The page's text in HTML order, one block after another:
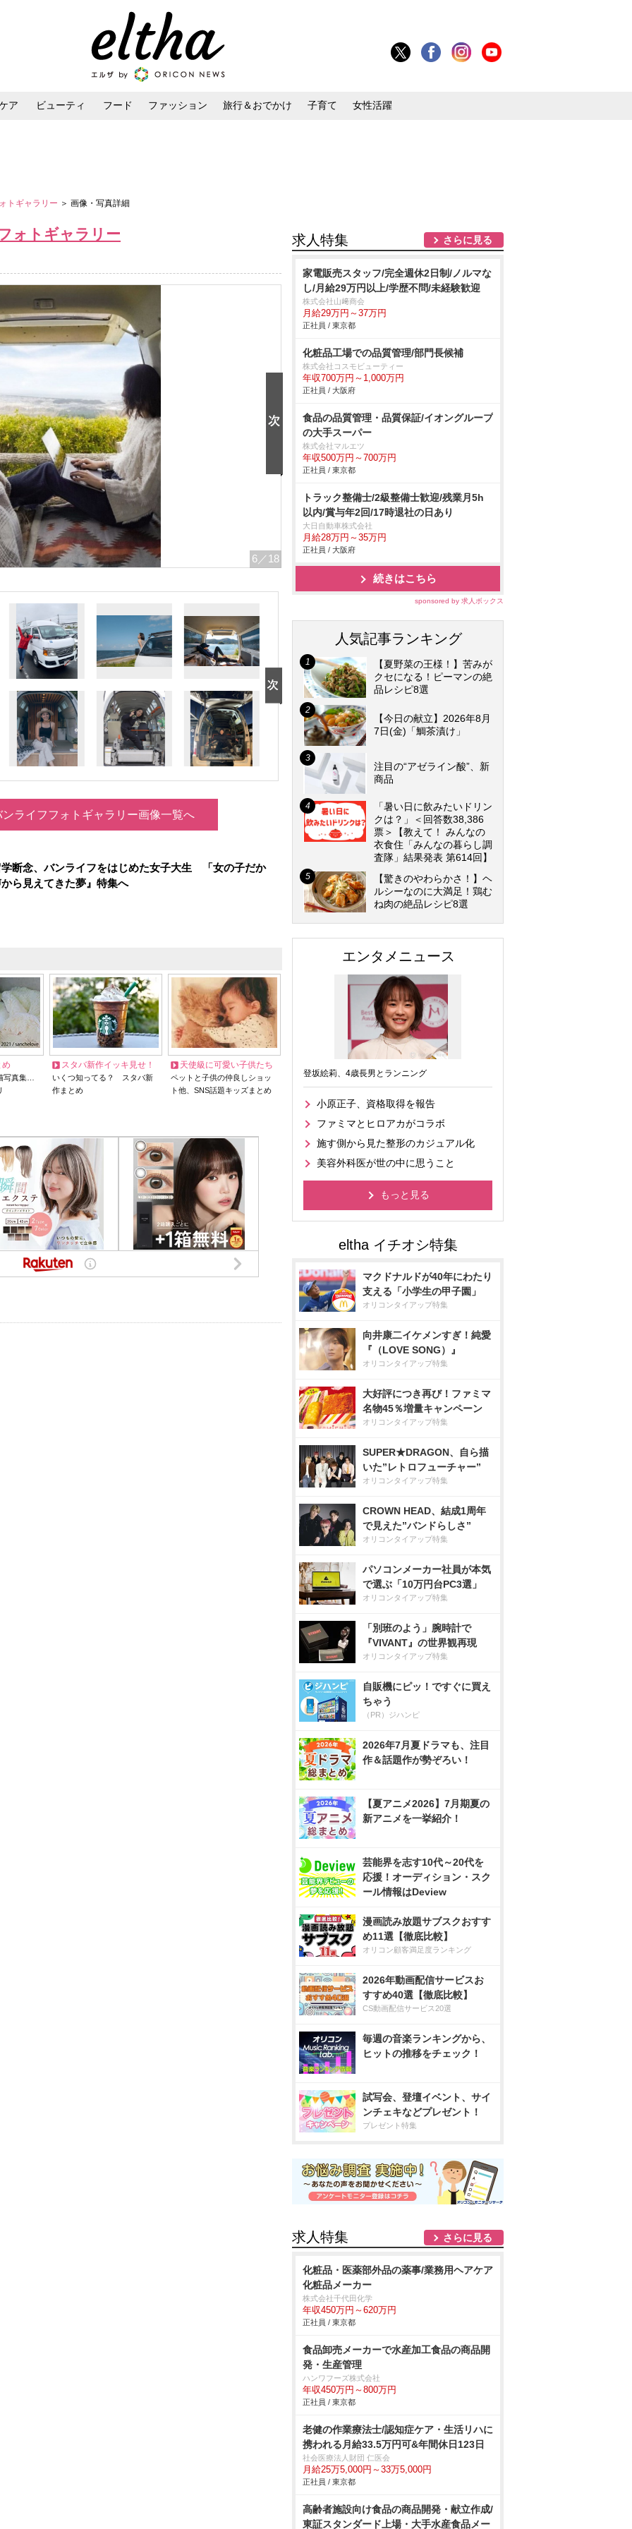
ア ビューティ フード ファッション 旅行＆おでかけ 子育て 女性活躍
トギャラリー ＞ 画像・写真詳細
ォトギャラリー
6 ／18
ライフフォトギャラリー画像一覧へ
断念、バンライフをはじめた女子大生 「女の子だか
ら見えてきた夢』特集へ
め
写真集…
スタバ新作イッキ見せ！
いくつ知ってる？ スタバ新
作まとめ
天使級に可愛い子供たち
ペットと子供の仲良しショッ
ト他、SNS話題キッズまとめ
求人特集 さらに見る
家電販売スタッフ/完全週休2日制/ノルマな
し/月給29万円以上/学歴不問/未経験歓迎
株式会社山﨑商会
月給29万円～37万円
正社員 / 東京都
化粧品工場での品質管理/部門長候補
株式会社コスモビューティー
年収700万円～1,000万円
正社員 / 大阪府
食品の品質管理・品質保証/イオングループ
の大手スーパー
株式会社マルエツ
年収500万円～700万円
正社員 / 東京都
トラック整備士/2級整備士歓迎/残業月5h
以内/賞与年2回/17時退社の日あり
大日自動車株式会社
月給28万円～35万円
正社員 / 大阪府
続きはこちら
sponsored by 求人ボックス
人気記事ランキング
【夏野菜の王様！】苦みが
クセになる！ピーマンの絶
品レシピ8選
【今日の献立】2026年8月
7日(金)「鯛茶漬け」
注目の“アゼライン酸”、新
商品
「暑い日に飲みたいドリン
クは？」＜回答数38,386
票＞【教えて！ みんなの
衣食住「みんなの暮らし調
査隊」結果発表 第614回】
【驚きのやわらかさ！】ヘ
ルシーなのに大満足！鶏む
ね肉の絶品レシピ8選
エンタメニュース
登坂絵莉、4歳長男とランニング
小原正子、資格取得を報告
ファミマとヒロアカがコラボ
施す側から見た整形のカジュアル化
美容外科医が世の中に思うこと
もっと見る
マクドナルドが40年にわたり
支える「小学生の甲子園」
オリコンタイアップ特集
向井康二イケメンすぎ！純愛
『（LOVE SONG）』
オリコンタイアップ特集
大好評につき再び！ファミマ
名物45％増量キャンペーン
オリコンタイアップ特集
SUPER★DRAGON、自ら描
いた”レトロフューチャー”
オリコンタイアップ特集
CROWN HEAD、結成1周年
で見えた”バンドらしさ”
オリコンタイアップ特集
パソコンメーカー社員が本気
で選ぶ「10万円台PC3選」
オリコンタイアップ特集
「別班のよう」腕時計で
『VIVANT』の世界観再現
オリコンタイアップ特集
自販機にピッ！ですぐに買え
ちゃう
（PR）ジハンピ
2026年7月夏ドラマも、注目
作＆話題作が勢ぞろい！
【夏アニメ2026】7月期夏の
新アニメを一挙紹介！
芸能界を志す10代～20代を
応援！オーディション・スク
ール情報はDeview
漫画読み放題サブスクおすす
め11選【徹底比較】
オリコン顧客満足度ランキング
2026年動画配信サービスお
すすめ40選【徹底比較】
CS動画配信サービス20選
毎週の音楽ランキングから、
ヒットの推移をチェック！
試写会、登壇イベント、サイ
ンチェキなどプレゼント！
プレゼント特集
求人特集 さらに見る
化粧品・医薬部外品の薬事/業務用ヘアケア
化粧品メーカー
株式会社千代田化学
年収450万円～620万円
正社員 / 東京都
食品卸売メーカーで水産加工食品の商品開
発・生産管理
ハンワフーズ株式会社
年収450万円～800万円
正社員 / 東京都
老健の作業療法士/認知症ケア・生活リハに
携われる月給33.5万円可&年間休日123日
社会医療法人財団 仁医会
月給25万5,000円～33万5,000円
正社員 / 東京都
高齢者施設向け食品の商品開発・献立作成/
東証スタンダード上場・大手水産食品メー